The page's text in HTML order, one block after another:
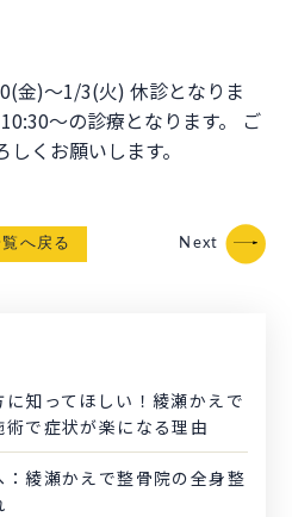
金)〜1/3(火) 休診となりま
〜の診療となります。 ご
くお願いします。
へ戻る Next
知ってほしい！綾瀬かえで
で症状が楽になる理由
綾瀬かえで整骨院の全身整